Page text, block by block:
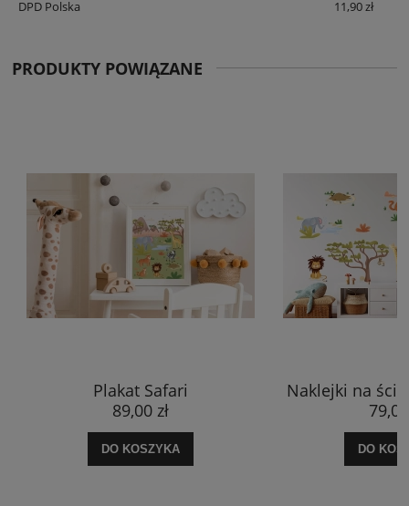
DPD Polska 11,90 zł
PRODUKTY POWIĄZANE
Plakat Safari
89,00 zł
DO KOSZYKA
Naklejki na
DO